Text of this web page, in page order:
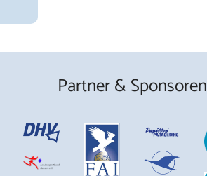
Partner & Sponsoren